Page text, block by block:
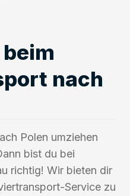
nach
Polen umziehen
bist du bei
richtig! Wir bieten dir
Service zu